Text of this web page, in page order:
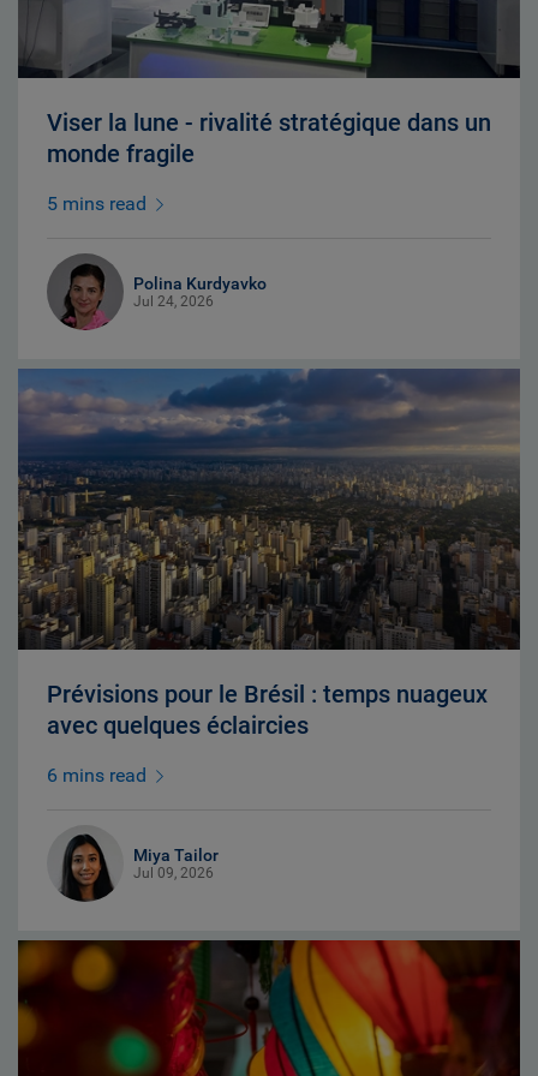
Viser la lune - rivalité stratégique dans un
monde fragile
5 mins read
Polina Kurdyavko
Jul 24, 2026
Prévisions pour le Brésil : temps nuageux
avec quelques éclaircies
6 mins read
Miya Tailor
Jul 09, 2026